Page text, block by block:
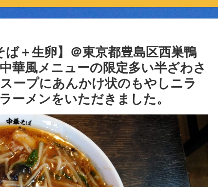
＋生卵】＠東京都豊島区西巣鴨
華風メニューの限定多い半ざわさ
ープにあんかけ状のもやしニラ
ーメンをいただきました。